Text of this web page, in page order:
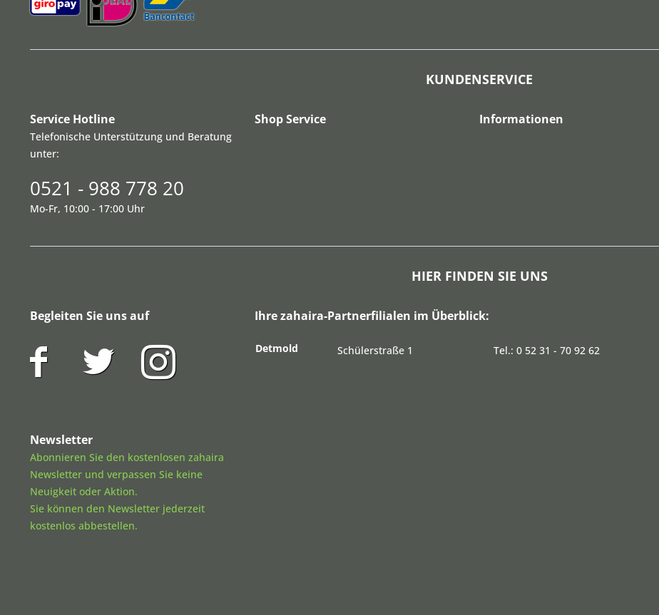
KUNDENSERVICE
Service Hotline
Telefonische Unterstützung und Beratung
unter:
0521 - 988 778 20
Mo-Fr, 10:00 - 17:00 Uhr
Shop Service Informationen
HIER FINDEN SIE UNS
Begleiten Sie uns auf
Newsletter
Abonnieren Sie den kostenlosen zahaira
Newsletter und verpassen Sie keine
Neuigkeit oder Aktion.
Sie können den Newsletter jederzeit
kostenlos abbestellen.
Ihre zahaira-Partnerfilialen im Überblick:
Detmold Schülerstraße 1 Tel.: 0 52 31 - 70 92 62